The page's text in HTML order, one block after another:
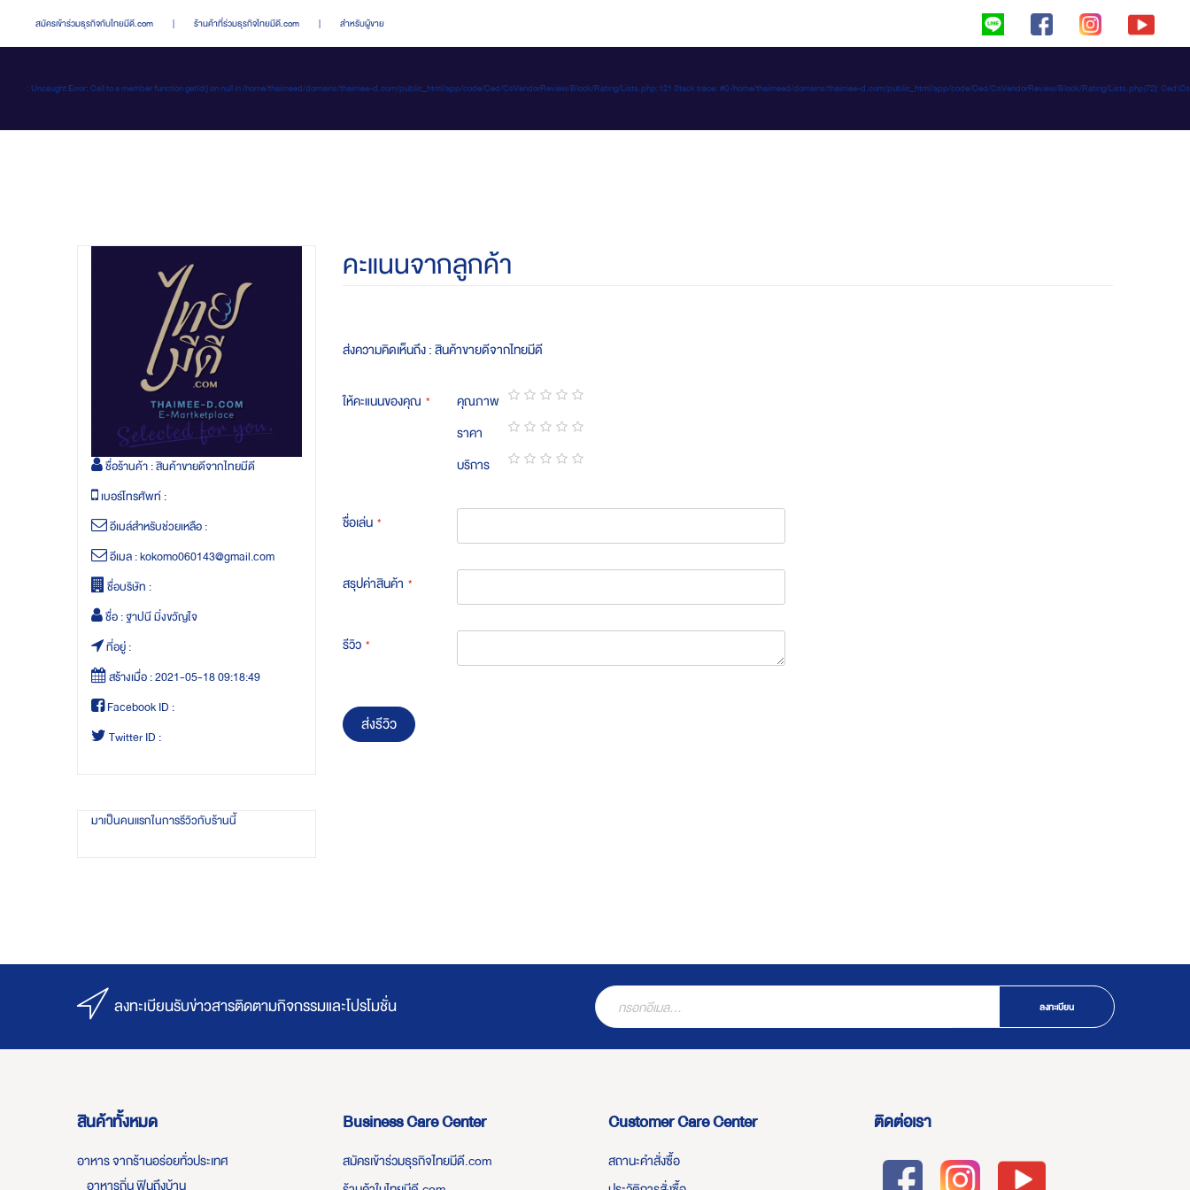
สมัครเข้าร่วมธุรกิจกับไทยมีดี.com | ร้านค้าที่ร่วมธุรกิจไทยมีดี.com | สำหรับผู้ขาย
: Uncaught Error: Call to a member function getId() on null in /home/thaimeed/domains/thaimee-d.com/public_html/app/code/Ced/CsVendorReview/Block/Rating/Lists.php:121 Stack trace: #0 /home/thaimeed/domains/thaimee-d.com/public_html/app/code/Ced/CsVendorReview/Block/Rating/Lists.php(72):
ชื่อร้านค้า :สินค้าขายดีจากไทยมีดี
เบอร์โทรศัพท์ :
อีเมล์สำหรับช่วยเหลือ :
อีเมล :kokomo060143@gmail.com
ชื่อบริษัท :
ชื่อ :ฐาปนี มิ่งขวัญใจ
ที่อยู่ :
สร้างเมื่อ :2021-05-18 09:18:49
Facebook ID :
Twitter ID :
มาเป็นคนแรกในการรีวิวกับร้านนี้
คะแนนจากลูกค้า
ส่งความคิดเห็นถึง : สินค้าขายดีจากไทยมีดี
ให้คะแนนของคุณ คุณภาพ
1
star
2
stars
3
stars
4
stars
5
stars
ราคา
1
star
2
stars
3
stars
4
stars
5
stars
บริการ
ชื่อเล่น
สรุปค่าสินค้า
รีวิว
ส่งรีวิว
ลงทะเบียนรับข่าวสารติดตามกิจกรรมและโปรโมชั่น ลงทะเบียน
สินค้าทั้งหมด
อาหาร จากร้านอร่อยทั่วประเทศ
อาหารถิ่น ฟินถึงบ้าน
Business Care Center
สมัครเข้าร่วมธุรกิจไทยมีดี.com
Customer Care Center
สถานะคำสั่งซื้อ
ติดต่อเรา